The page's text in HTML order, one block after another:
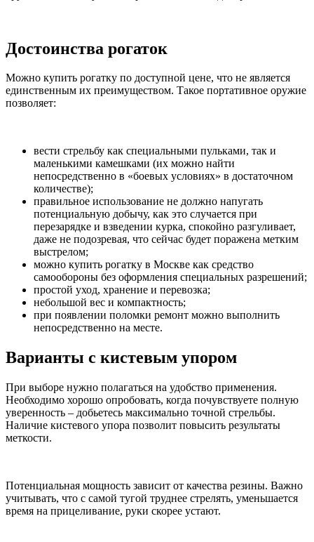
Достоинства рогаток
Можно купить рогатку по доступной цене, что не является
единственным их преимуществом. Такое портативное оружие
позволяет:
вести стрельбу как специальными пульками, так и
маленькими камешками (их можно найти
непосредственно в «боевых условиях» в достаточном
количестве);
правильное использование не должно напугать
потенциальную добычу, как это случается при
перезарядке и взведении курка, спокойно разгуливает,
даже не подозревая, что сейчас будет поражена метким
выстрелом;
можно купить рогатку в Москве как средство
самообороны без оформления специальных разрешений;
простой уход, хранение и перевозка;
небольшой вес и компактность;
при появлении поломки ремонт можно выполнить
непосредственно на месте.
Варианты с кистевым упором
При выборе нужно полагаться на удобство применения.
Необходимо хорошо опробовать, когда почувствуете полную
уверенность – добьетесь максимально точной стрельбы.
Наличие кистевого упора позволит повысить результаты
меткости.
Потенциальная мощность зависит от качества резины. Важно
учитывать, что с самой тугой труднее стрелять, уменьшается
время на прицеливание, руки скорее устают.